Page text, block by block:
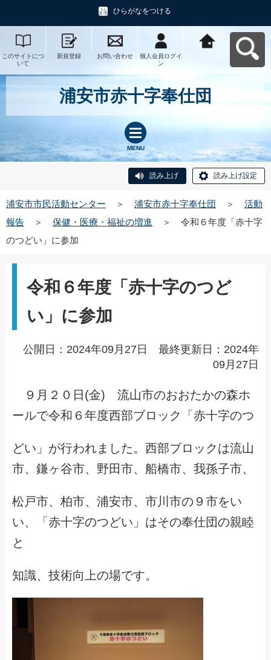
ひらがなをつける
このサイトにつ
いて
新規登録 お問い合わせ
個人会員ログイ
ン
浦安市赤十字奉仕団
MENU
読み上げ 読み上げ設定
浦安市市民活動センター ＞ 浦安市赤十字奉仕団 ＞
活動
報告
＞ 保健・医療・福祉の増進 ＞
令和６年度「赤十字
のつどい」に参加
令和６年度「赤十字のつど
い」に参加
公開日：2024年09月27日 最終更新日：2024年
09月27日
９月２０日(金) 流山市のおおたかの森ホ
ールで令和６年度西部ブロック「赤十字のつ
どい」が行われました。西部ブロックは流山
市、鎌ヶ谷市、野田市、船橋市、我孫子市、
松戸市、柏市、浦安市、市川市の９市をい
い、「赤十字のつどい」はその奉仕団の親睦
と
知識、技術向上の場です。